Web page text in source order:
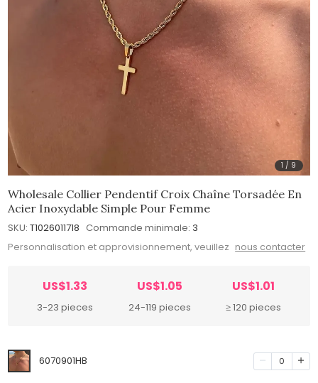
1 / 9
Wholesale Collier Pendentif Croix Chaîne Torsadée En
Acier Inoxydable Simple Pour Femme
SKU: T1026011718 Commande minimale: 3
Personnalisation et approvisionnement, veuillez nous contacter
US$1.33
3-23 pieces
US$1.05
24-119 pieces
US$1.01
≥ 120 pieces
6070901HB 0